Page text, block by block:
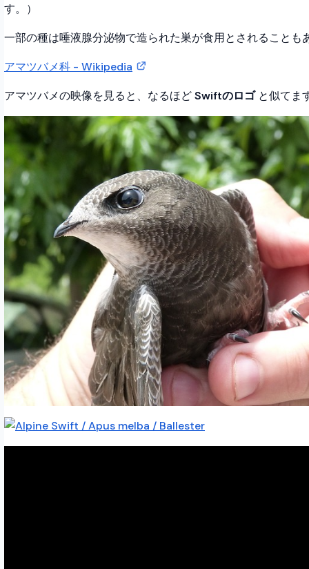
す。）
一部の種は唾液腺分泌物で造られた巣が食用とされることも
アマツバメ科 - Wikipedia
アマツバメの映像を見ると、なるほどSwiftのロゴと似てま